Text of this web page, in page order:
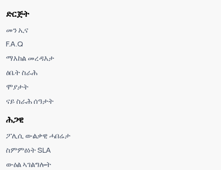
ድርጅት
መን ኢና
F.A.Q
ማእከል መረዳእታ
ዕቤት ስራሕ
ሞያታት
ናይ ስራሕ ሰዓታት
ሕጋዊ
ፖሊሲ ውልቃዊ ሓበሬታ
ስምምዕነት SLA
ውዕል ኣገልግሎት